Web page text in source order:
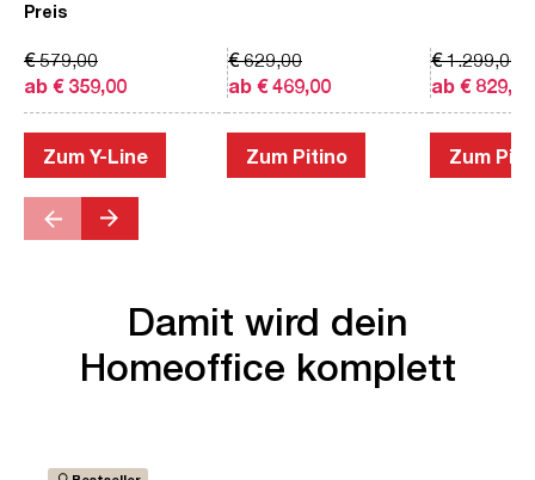
Preis
ab € 359,00
€ 579,00
Zum Y-Line
ab € 469,00
€ 629,00
Zum Pitino
ab € 829,00
€ 1.299,00
Zum
Damit wird dein
Homeoffice komplett